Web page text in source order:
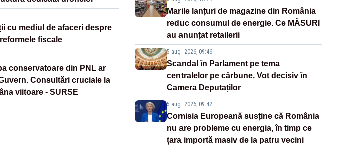
cu mediul de afaceri despre
fiscale
conservatoare din PNL ar
Consultări cruciale la
viitoare - SURSE
Marile lanțuri de magazine din România
reduc consumul de energie. Ce MĂSURI
au anunțat retailerii
5 aug. 2026, 09:46
Scandal în Parlament pe tema
centralelor pe cărbune. Vot decisiv în
Camera Deputaților
5 aug. 2026, 09:42
Comisia Europeană susține că România
nu are probleme cu energia, în timp ce
țara importă masiv de la patru vecini